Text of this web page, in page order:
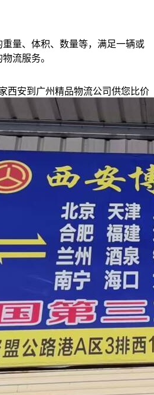
量、体积、数量等，满足一辆或
流服务。
西安到广州精品物流公司供您比价